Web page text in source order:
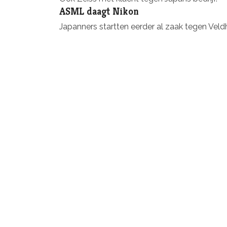
ASML daagt Nikon
Japanners startten eerder al zaak tegen